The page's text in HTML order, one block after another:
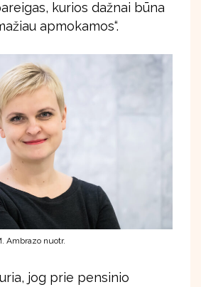
kurios dažnai būna
apmokamos“.
Ambrazo nuotr.
jog prie pensinio